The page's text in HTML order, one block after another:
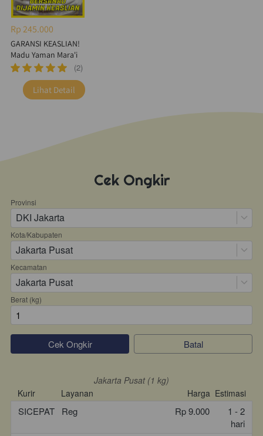
Rp 245.000
GARANSI KEASLIAN!
Madu Yaman Mara'i
(2)
`Lihat Detail
Cek Ongkir
Provinsi
DKI Jakarta
Kota/Kabupaten
Jakarta Pusat
Kecamatan
Jakarta Pusat
Berat (kg)
`
Cek Ongkir `Batal
Jakarta Pusat (1 kg)
Kurir
Layanan Harga Estimasi
SICEPAT Reg Rp 9.000
1 - 2
hari
Tolong refresh browser kamu
`Kembali